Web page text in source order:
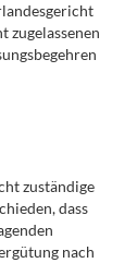
zugelassenen
zuständige
dass
nach